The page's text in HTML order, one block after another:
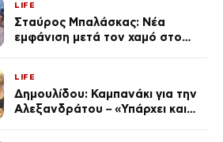
απαρατήρητη
LIFE
Σταύρος Μπαλάσκας: Νέα
εμφάνιση μετά τον χαμό στο
LIFE
Δημουλίδου: Καμπανάκι για την
Αλεξανδράτου – «Υπάρχει και